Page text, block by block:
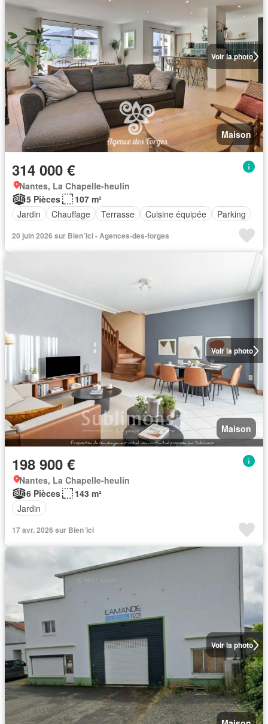
Voir la photo
Maison
314 000 €
Nantes, La Chapelle-heulin
5 Pièces
107 m²
Jardin
Chauffage Terrasse Cuisine équipée Parking
20 juin 2026 sur Bien´ici - Agences-des-forges
Voir la photo
Maison
198 900 €
Nantes, La Chapelle-heulin
6 Pièces
143 m²
Jardin
17 avr. 2026 sur Bien´ici
Voir la photo